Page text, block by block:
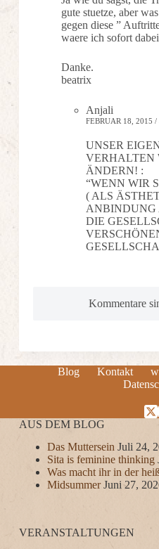
gute stuetze, aber
gegen diese ”
waere ich sofort
Danke.
beatrix
Anjali
FEBRUAR 18, 2015 /
UNSER
VERHALTEN
ÄNDERN! :
“WENN WIR
( ALS
ANBINDUNG
DIE
Kommentare
Blog Kontakt
AUS DEM BLOG
Das Muttersein Juli 24,
Sita is feminine thinking
Was macht ihr in der
Midsummer Juni 27,
VERANSTALTUNGEN